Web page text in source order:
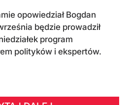
opowiedział Bogdan
będzie prowadził
program
polityków i ekspertów.